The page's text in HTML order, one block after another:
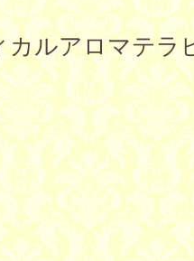
カルアロマテラ